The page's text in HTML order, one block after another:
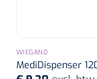
WIEGAND
MediDispenser